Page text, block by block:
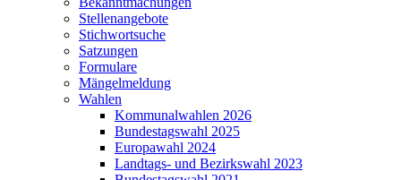
Stellenangebote
Stichwortsuche
Satzungen
Formulare
Mängelmeldung
Wahlen
Kommunalwahlen 2026
Bundestagswahl 2025
Europawahl 2024
Landtags- und Bezirkswahl 2023